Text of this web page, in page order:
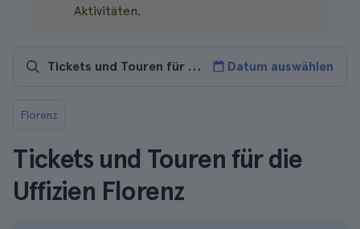
Aktivitäten.
Datum auswählen
Florenz
Tickets und Touren für die
Uffizien Florenz